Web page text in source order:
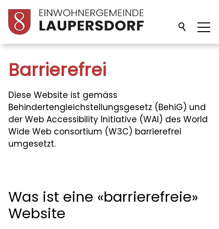
Unsere Gemeinde
Verwaltung
Politik
Freizeit/Kultur
Barrierefrei
Diese Website ist gemäss
Behindertengleichstellungsgesetz (BehiG) und
der Web Accessibility Initiative (WAI) des World
Wide Web consortium (W3C) barrierefrei
umgesetzt.
Was ist eine «barrierefreie»
Website